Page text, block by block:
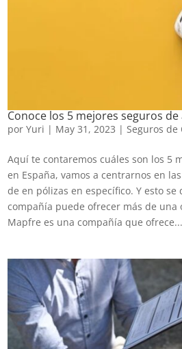
Conoce los 5 mejores seguros
porYuri | May 31, 2023 | Seguros de
Aquí te contaremos cuáles son los 5
en España, vamos a centrarnos en
de en pólizas en específico. Y esto se
compañía puede ofrecer más de una
Mapfre es una compañía que ofrece...